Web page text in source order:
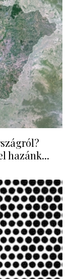
hazánk...